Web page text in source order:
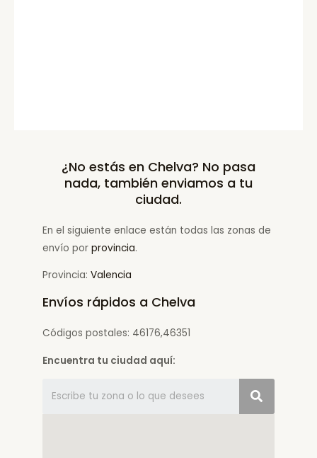
¿No estás en Chelva? No pasa
nada, también enviamos a tu
ciudad.
En el siguiente enlace están todas las zonas de
envío por provincia.
Provincia: Valencia
Envíos rápidos a Chelva
Códigos postales: 46176,46351
Encuentra tu ciudad aquí: